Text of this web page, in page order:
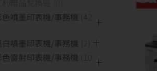
色噴墨印表機/事務機
白噴墨印表機/事務機
色雷射印表機/事務機